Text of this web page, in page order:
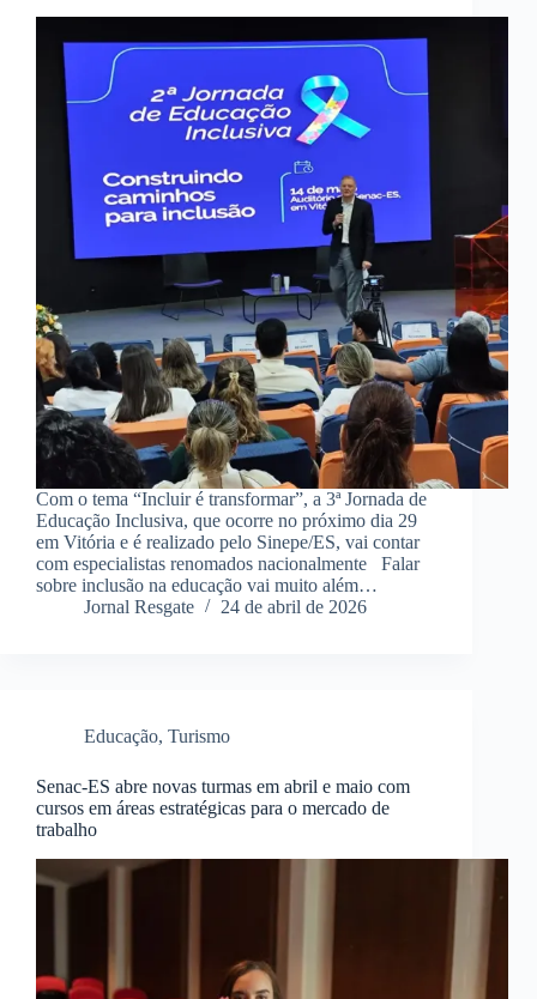
Com o tema “Incluir é transformar”, a 3ª Jornada de
Educação Inclusiva, que ocorre no próximo dia 29
em Vitória e é realizado pelo Sinepe/ES, vai contar
com especialistas renomados nacionalmente Falar
sobre inclusão na educação vai muito além…
Jornal Resgate
24 de abril de 2026
Educação, Turismo
Senac-ES abre novas turmas em abril e maio com
cursos em áreas estratégicas para o mercado de
trabalho